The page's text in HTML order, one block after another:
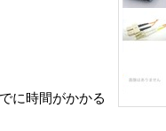
に時間がかかる